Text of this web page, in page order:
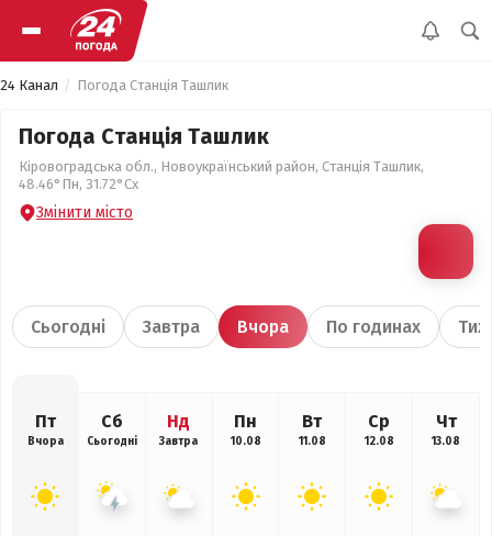
24 Канал Погода Станція Ташлик
Погода Станція Ташлик
Кіровоградська обл., Новоукраїнський район, Станція Ташлик,
48.46°Пн, 31.72°Сх
Змінити місто
Сьогодні Завтра Вчора По годинах
Пт
Вчора
Сб
Сьогодні
Нд
Завтра
Пн
10.08
Вт
11.08
Ср
12.08
Чт
13.08